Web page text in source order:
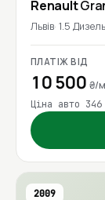
Renault
Львів 1.5 Дизель
ПЛАТІЖ ВІД
10 500 ₴/
Ціна авто
2009